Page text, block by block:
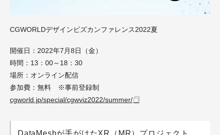
CGWORLDデザインビズカンファレンス2022夏
開催日：2022年7月8日（金）
時間：13：00～18：30
場所：オンライン配信
参加費：無料 ※事前登録制
cgworld.jp/special/cgwviz2022/summer/
DataMeshが手がけたXR（MR）プロジェクト